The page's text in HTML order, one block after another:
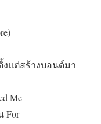
แต่สร้างบอนด์มา
Me
For